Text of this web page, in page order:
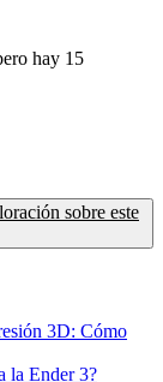
hay 15
sobre este
3D: Cómo
la Ender 3?